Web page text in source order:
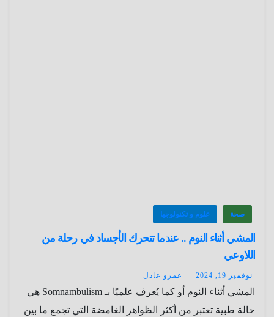
صحة علوم و تكنولوجيا
المشي أثناء النوم .. عندما تتحرك الأجساد في رحلة من
اللاوعي
نوفمبر 19, 2024 عمرو عادل
المشي أثناء النوم أو كما يُعرف علميًا بـ Somnambulism هي
حالة طبية تعتبر من أكثر الظواهر الغامضة التي تجمع ما بين